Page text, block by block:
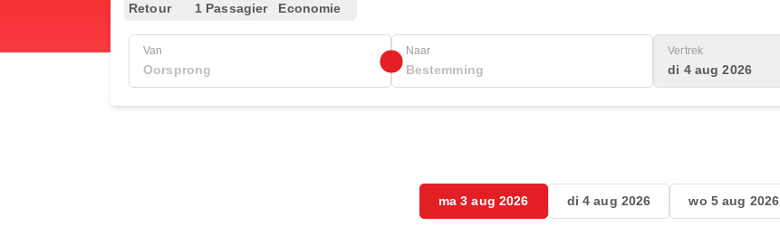
Retour 1 Passagier Economie
Van Naar Vertrek
di 4 aug 2026
ma 3 aug 2026 di 4 aug 2026 wo 5 aug 2026